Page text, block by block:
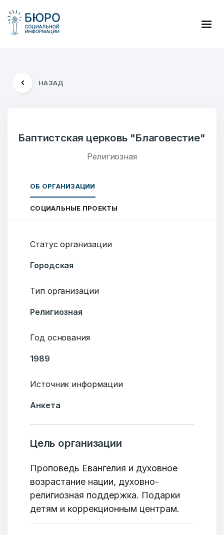
НАЗАД
Баптистская церковь "Благовестие"
Религиозная
ОБ ОРГАНИЗАЦИИ
СОЦИАЛЬНЫЕ ПРОЕКТЫ
Статус организации
Городская
Тип организации
Религиозная
Год основания
1989
Источник информации
Анкета
Цель организации
Проповедь Евангелия и духовное
возрастание нации, духовно-
религиозная поддержка. Подарки
детям и коррекционным центрам.